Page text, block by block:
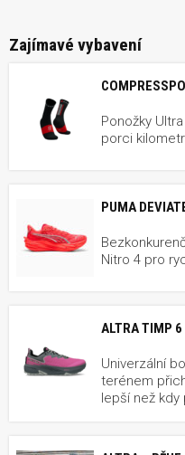
Zajímavé vybavení
Ponožky
porci
PUMA
Nitro 4 pro
ALTRA TIMP 6
Univerzální
terénem
lepší než kdy